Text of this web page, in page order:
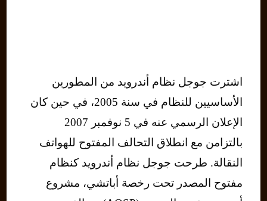
اشترت جوجل نظام أندرويد من المطورين
الأساسيين للنظام في سنة 2005، في حين كان
الإعلان الرسمي عنه في 5 نوفمبر 2007
بالتزامن مع انطلاق التحالف المفتوح للهواتف
النقالة. طرحت جوجل نظام أندرويد كنظام
مفتوح المصدر تحت رخصة أباتشي، مشروع